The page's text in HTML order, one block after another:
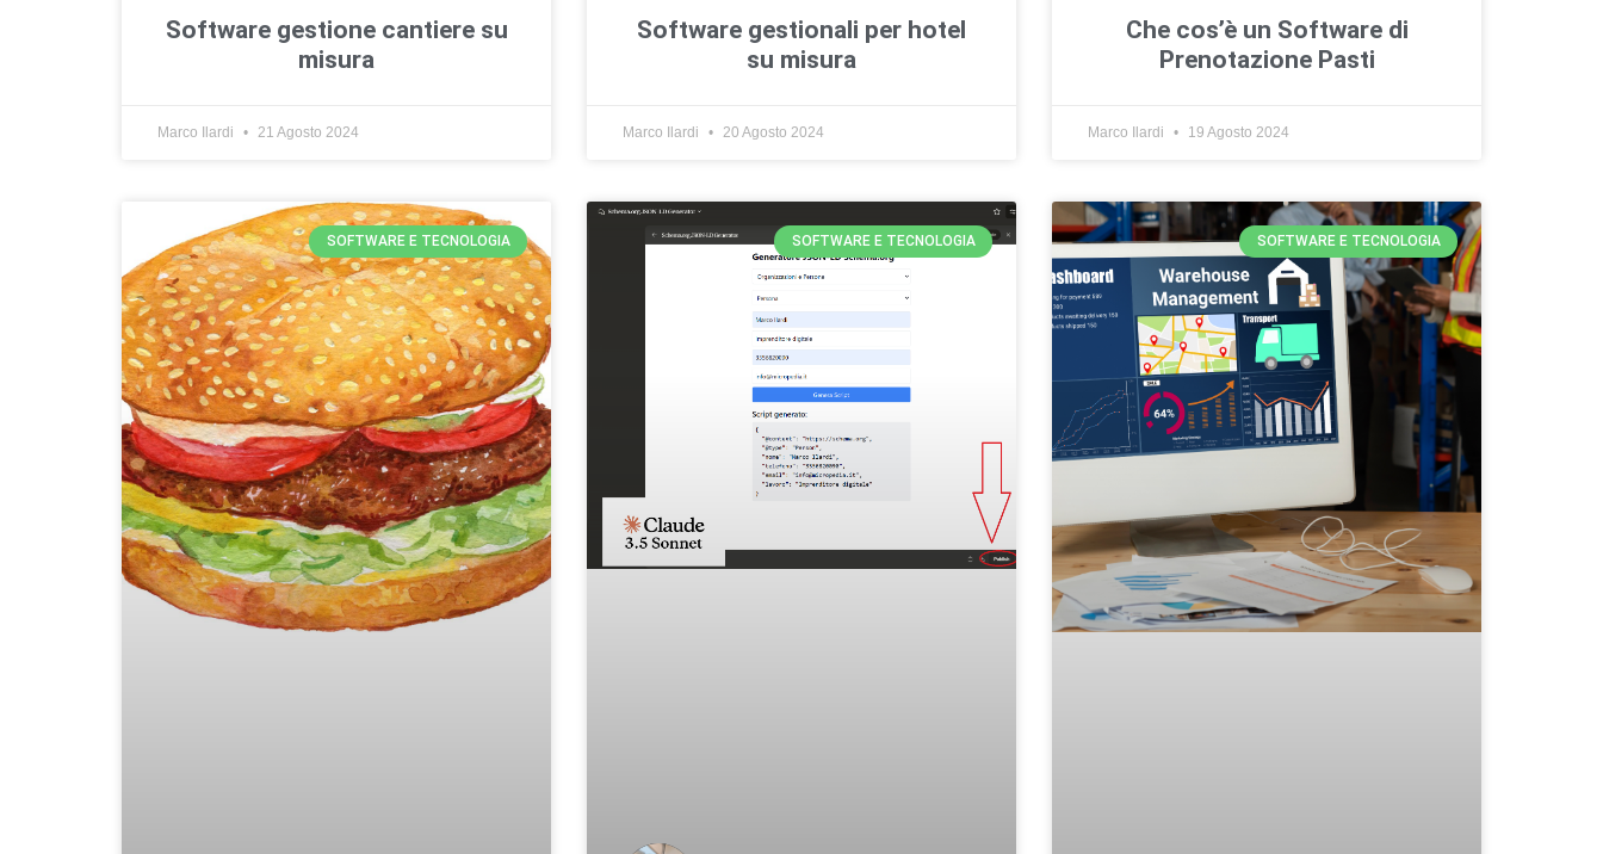
Software gestione cantiere su
misura
Marco Ilardi 21 Agosto 2024
Software gestionali per hotel
su misura
Marco Ilardi 20 Agosto 2024
Che cos’è un Software di
Prenotazione Pasti
Marco Ilardi 19 Agosto 2024
SOFTWARE E TECNOLOGIA SOFTWARE E TECNOLOGIA SOFTWARE E TECNOLOGIA